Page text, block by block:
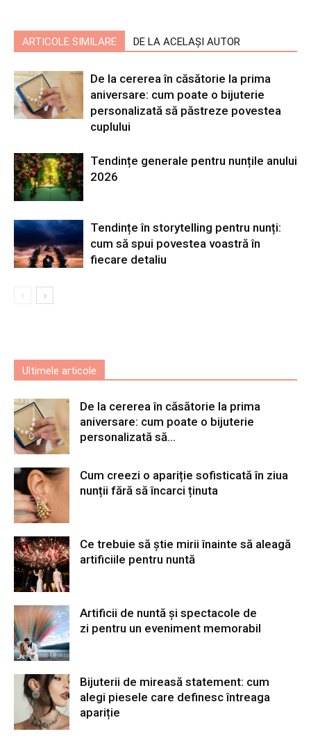
ARTICOLE SIMILARE DE LA ACELAȘI AUTOR
De la cererea în căsătorie la prima
aniversare: cum poate o bijuterie
personalizată să păstreze povestea
cuplului
Tendințe generale pentru nunțile anului
2026
Tendințe în storytelling pentru nunți:
cum să spui povestea voastră în
fiecare detaliu
Ultimele articole
De la cererea în căsătorie la prima
aniversare: cum poate o bijuterie
personalizată să...
Cum creezi o apariție sofisticată în ziua
nunții fără să încarci ținuta
Ce trebuie să știe mirii înainte să aleagă
artificiile pentru nuntă
Artificii de nuntă și spectacole de
zi pentru un eveniment memorabil
Bijuterii de mireasă statement: cum
alegi piesele care definesc întreaga
apariție